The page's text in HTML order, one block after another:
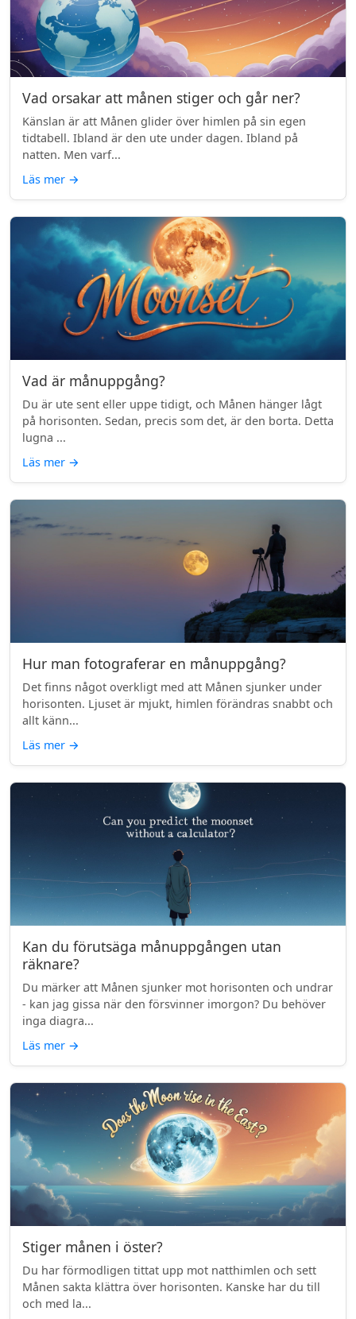
Vad orsakar att månen stiger och går ner?
Känslan är att Månen glider över himlen på sin egen
tidtabell. Ibland är den ute under dagen. Ibland på
natten. Men varf...
Läs mer →
Vad är månuppgång?
Du är ute sent eller uppe tidigt, och Månen hänger lågt
på horisonten. Sedan, precis som det, är den borta. Detta
lugna ...
Läs mer →
Hur man fotograferar en månuppgång?
Det finns något overkligt med att Månen sjunker under
horisonten. Ljuset är mjukt, himlen förändras snabbt och
allt känn...
Läs mer →
Kan du förutsäga månuppgången utan
räknare?
Du märker att Månen sjunker mot horisonten och undrar
- kan jag gissa när den försvinner imorgon? Du behöver
inga diagra...
Läs mer →
Stiger månen i öster?
Du har förmodligen tittat upp mot natthimlen och sett
Månen sakta klättra över horisonten. Kanske har du till
och med la...